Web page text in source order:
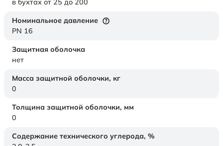
в бухтах от 25 до 200
Номинальное давление
PN 16
Защитная оболочка
нет
Масса защитной оболочки, кг
0
Толщина защитной оболочки, мм
0
Содержание технического углерода, %